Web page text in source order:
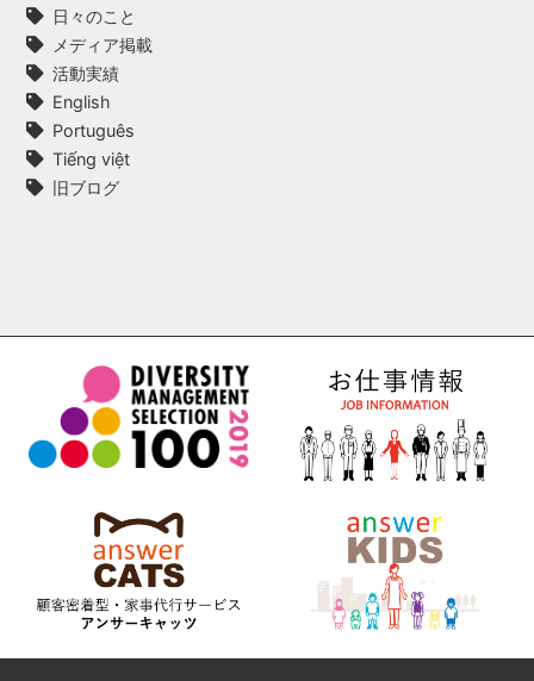
日々のこと
メディア掲載
活動実績
English
Português
Tiếng việt
旧ブログ